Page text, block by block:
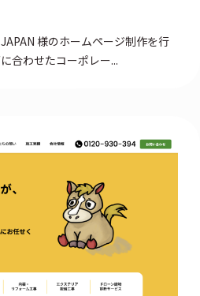
様のホームページ制作を行
合わせたコーポレー...